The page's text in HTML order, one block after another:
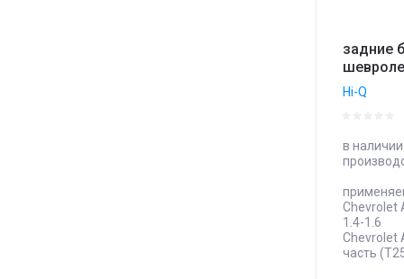
задние
Hi-Q
в наличии
Сhevrolet
1.4-1.6
Chevrolet
часть